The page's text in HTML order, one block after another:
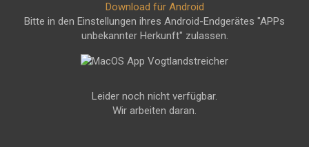
Download für Android
Bitte in den Einstellungen ihres Android-Endgerätes "APPs
unbekannter Herkunft" zulassen.
Leider noch nicht verfügbar.
Wir arbeiten daran.